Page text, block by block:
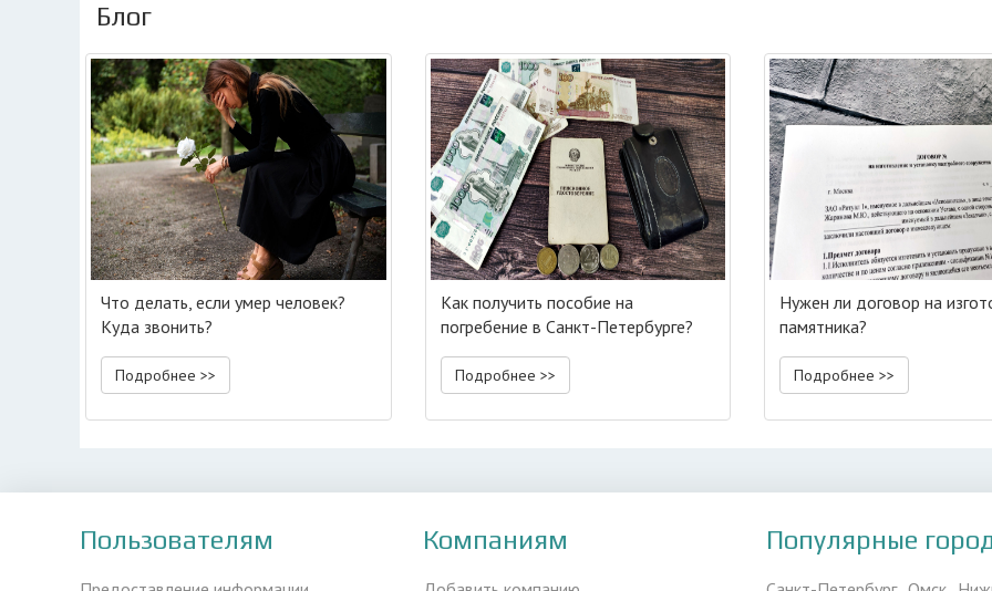
Блог
Что делать, если умер человек?
Куда звонить?
Подробнее >>
Как получить пособие на
погребение в Санкт-Петербурге?
Подробнее >>
Нужен ли договор на
памятника?
Подробнее >>
Пользователям Компаниям Популярные